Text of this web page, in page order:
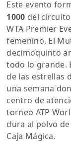
Este evento
1000 del
WTA Premier
femenino. El
decimoquinto
todo lo grande.
de las estrellas
una semana
centro de
torneo ATP
dura al polvo
Caja Mágica.